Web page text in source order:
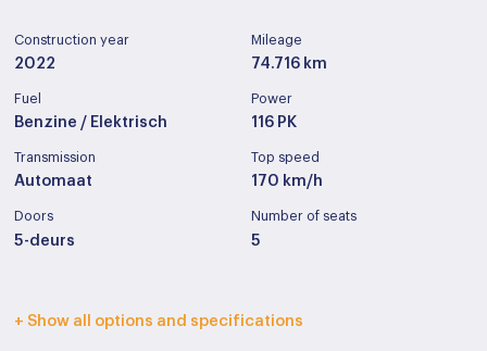
Construction year
2022
Mileage
74.716 km
Fuel
Benzine / Elektrisch
Power
116 PK
Transmission
Automaat
Top speed
170 km/h
Doors
5-deurs
Number of seats
5
Interior color Upholstery
+ Show all options and specifications